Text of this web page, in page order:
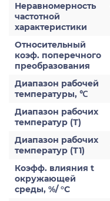
Неравномерность
частотной
характеристики
Относительный
коэф. поперечного
преобразования
Диапазон рабочей
температуры, ℃
Диапазон рабочих
температур (Т)
Диапазон рабочих
температур (Т1)
Коэфф. влияния t
окружающей
среды, %/ °С